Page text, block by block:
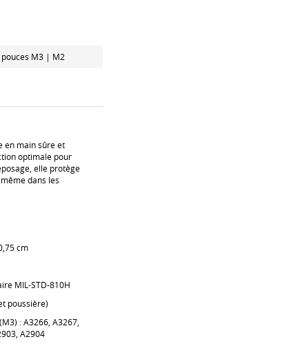
M3 | M2
en main sûre et
optimale pour
elle protège
dans les
cm
MIL-STD-810H
poussière)
: A3266, A3267,
A2904